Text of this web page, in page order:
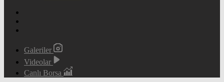
Galeriler
Videolar
Canlı Borsa